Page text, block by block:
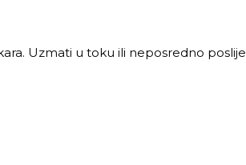
Uzmati u toku ili neposredno poslije